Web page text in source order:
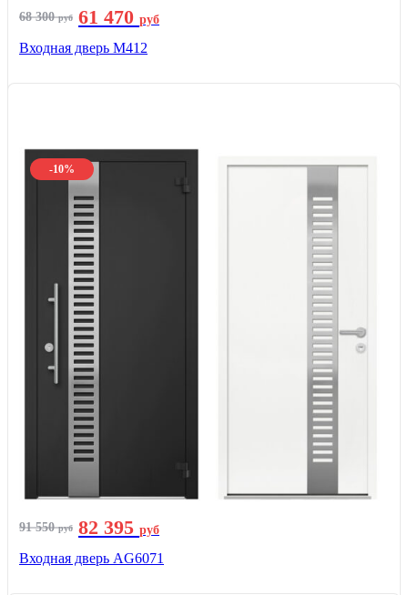
68 300руб 61 470 руб
Входная дверь М412
-10%
91 550руб 82 395 руб
Входная дверь AG6071